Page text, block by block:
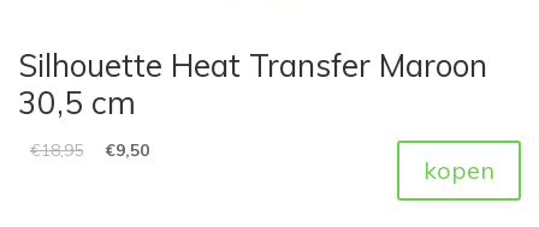
Silhouette Heat Transfer Maroon
30,5 cm
€18,95 €9,50
kopen